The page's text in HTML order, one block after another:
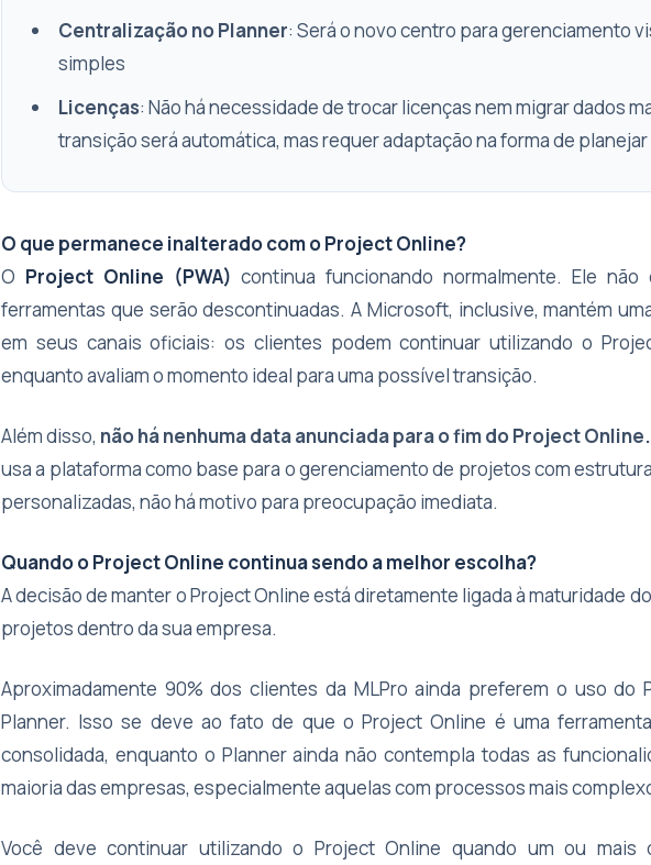
Centralização no Planner: Será o novo centro para gerenciamento
simples
Licenças: Não há necessidade de trocar licenças nem migrar dados
transição será automática, mas requer adaptação na forma de
O que permanece inalterado com o Project Online?
O Project Online (PWA) continua funcionando normalmente. Ele
ferramentas que serão descontinuadas. A Microsoft, inclusive, mantém
em seus canais oficiais: os clientes podem continuar utilizando o
enquanto avaliam o momento ideal para uma possível transição.
Além disso, não há nenhuma data anunciada para o fim do Project Online.
usa a plataforma como base para o gerenciamento de projetos com
personalizadas, não há motivo para preocupação imediata.
Quando o Project Online continua sendo a melhor escolha?
A decisão de manter o Project Online está diretamente ligada à maturidade
projetos dentro da sua empresa.
Aproximadamente 90% dos clientes da MLPro ainda preferem o uso do
Planner. Isso se deve ao fato de que o Project Online é uma
consolidada, enquanto o Planner ainda não contempla todas as
maioria das empresas, especialmente aquelas com processos mais
Você deve continuar utilizando o Project Online quando um ou mais